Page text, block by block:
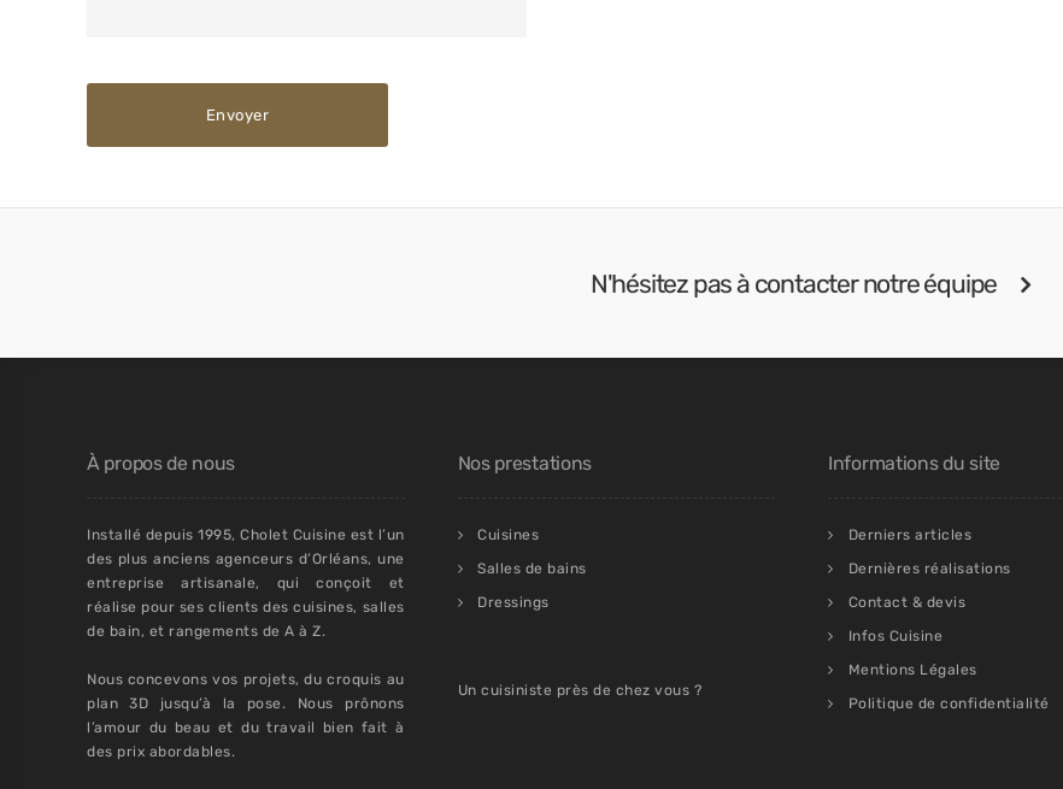
N'hésitez pas à contacter notre équipe
À propos de nous
Installé depuis 1995, Cholet Cuisine est l’un
des plus anciens agenceurs d’Orléans, une
entreprise artisanale, qui conçoit et
réalise pour ses clients des cuisines, salles
de bain, et rangements de A à Z.
Nous concevons vos projets, du croquis au
plan 3D jusqu’à la pose. Nous prônons
l’amour du beau et du travail bien fait à
des prix abordables.
Nos prestations
Cuisines
Salles de bains
Dressings
Un cuisiniste près de chez vous ?
Informations du site
Derniers articles
Dernières réalisations
Contact & devis
Infos Cuisine
Mentions Légales
Politique de confidentialité